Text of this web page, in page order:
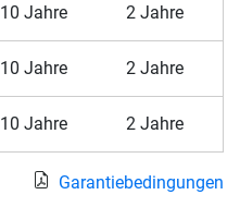
10 Jahre 2 Jahre
10 Jahre 2 Jahre
10 Jahre 2 Jahre
Garantiebedingungen